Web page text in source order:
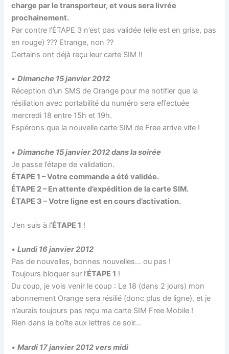
charge par le transporteur, et vous sera livrée
prochainement.
Par contre l’ÉTAPE 3 n’est pas validée (elle est en grise, pas
en rouge) ??? Etrange, non ??
Certains ont déjà reçu leur carte SIM !!
•Dimanche 15 janvier 2012
Réception d’un SMS de Orange pour me notifier que la
résiliation avec portabilité du numéro sera effectuée
mercredi 18 entre 15h et 19h.
Espérons que la nouvelle carte SIM de Free arrive vite !
•Dimanche 15 janvier 2012 dans la soirée
Je passe l’étape de validation.
ÉTAPE 1 – Votre commande a été validée.
ÉTAPE 2 – En attente d’expédition de la carte SIM.
ÉTAPE 3 – Votre ligne est en cours d’activation.
J’en suis à l’ÉTAPE 1 !
•Lundi 16 janvier 2012
Pas de nouvelles, bonnes nouvelles… ou pas !
Toujours bloquer sur l’ÉTAPE 1 !
Du coup, je vois venir le coup : Le 18 (dans 2 jours) mon
abonnement Orange sera résilié (donc plus de ligne), et je
n’aurais toujours pas reçu ma carte SIM Free Mobile !
Rien dans la boîte aux lettres ce soir…
•Mardi 17 janvier 2012 vers midi